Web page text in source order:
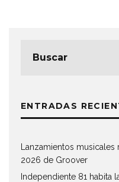
ENTRADAS
Lanzamientos
2026 de Groover
Independiente 81 habita